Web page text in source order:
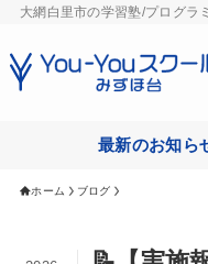
大網白里市の学習塾/プログラ
最新のお知ら
ホーム ブログ